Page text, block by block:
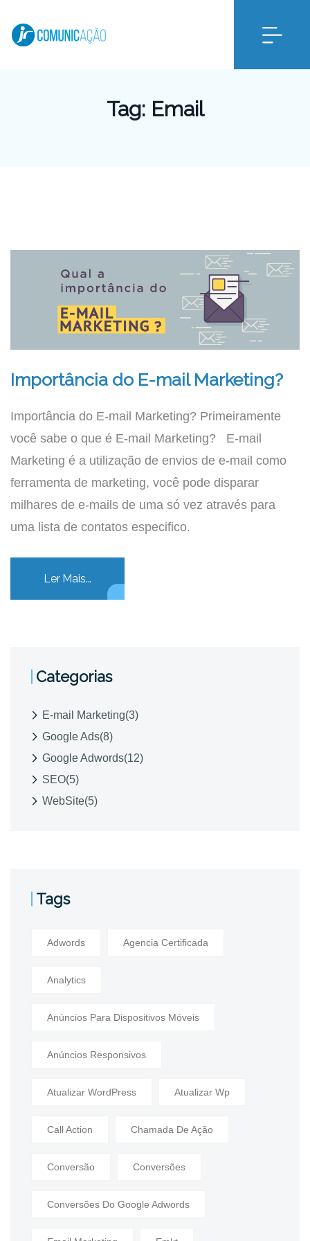
Tag: Email
Importância do E-mail Marketing?
Importância do E-mail Marketing? Primeiramente
você sabe o que é E-mail Marketing? E-mail
Marketing é a utilização de envios de e-mail como
ferramenta de marketing, você pode disparar
milhares de e-mails de uma só vez através para
uma lista de contatos especifico.
Ler Mais...
Categorias
E-mail Marketing(3)
Google Ads(8)
Google Adwords(12)
SEO(5)
WebSite(5)
Tags
Adwords Agencia Certificada
Analytics
Anúncios Para Dispositivos Móveis
Anúncios Responsivos
Atualizar WordPress Atualizar Wp
Call Action Chamada De Ação
Conversão Conversões
Conversões Do Google Adwords